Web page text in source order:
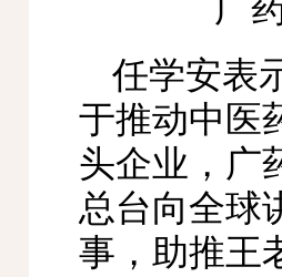
任学安表
于推动中医
头企业，广
总台向全球
事，助推王